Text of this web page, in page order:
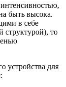
быть высока.
в себе
структурой), то
устройства для